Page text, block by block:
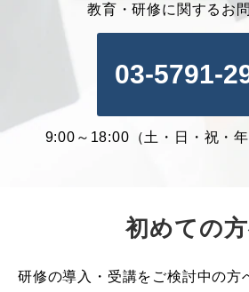
教育・研修に関するお
03-5791-
9:00～18:00（土・日・祝・年
初めての
研修の導入・受講をご検討中の方